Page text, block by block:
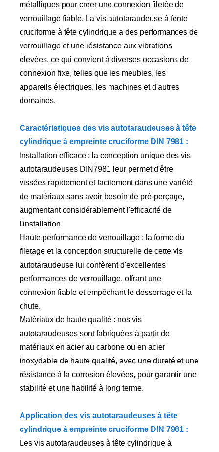
métalliques pour créer une connexion filetée de
verrouillage fiable. La vis autotaraudeuse à fente
cruciforme à tête cylindrique a des performances de
verrouillage et une résistance aux vibrations
élevées, ce qui convient à diverses occasions de
connexion fixe, telles que les meubles, les
appareils électriques, les machines et d'autres
domaines.
Caractéristiques des vis autotaraudeuses à tête
cylindrique à empreinte cruciforme DIN 7981 :
Installation efficace : la conception unique des vis
autotaraudeuses DIN7981 leur permet d'être
vissées rapidement et facilement dans une variété
de matériaux sans avoir besoin de pré-perçage,
augmentant considérablement l'efficacité de
l'installation.
Haute performance de verrouillage : la forme du
filetage et la conception structurelle de cette vis
autotaraudeuse lui confèrent d'excellentes
performances de verrouillage, offrant une
connexion fiable et empêchant le desserrage et la
chute.
Matériaux de haute qualité : nos vis
autotaraudeuses sont fabriquées à partir de
matériaux en acier au carbone ou en acier
inoxydable de haute qualité, avec une dureté et une
résistance à la corrosion élevées, pour garantir une
stabilité et une fiabilité à long terme.
Application des vis autotaraudeuses à tête
cylindrique à empreinte cruciforme DIN 7981 :
Les vis autotaraudeuses à tête cylindrique à